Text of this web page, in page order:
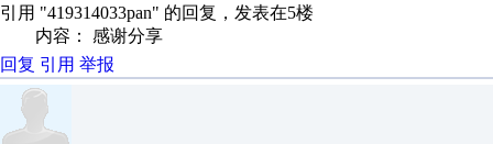
引用 "419314033pan" 的回复，发表在5楼
内容： 感谢分享
回复 引用 举报